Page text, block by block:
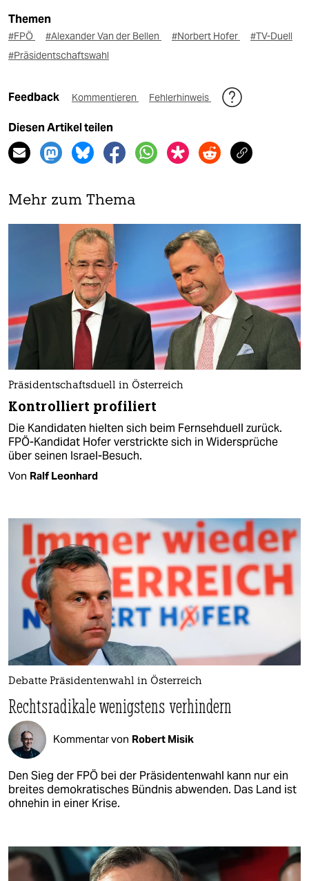
Themen
#FPÖ #Alexander Van der Bellen #Norbert Hofer
#TV-Duell
#Präsidentschaftswahl
Feedback Kommentieren Fehlerhinweis
Diesen Artikel teilen
Mehr zum Thema
Präsidentschaftsduell in Österreich
Kontrolliert profiliert
Die Kandidaten hielten sich beim Fernsehduell zurück.
FPÖ-Kandidat Hofer verstrickte sich in Widersprüche
über seinen Israel-Besuch.
Von Ralf Leonhard
Debatte Präsidentenwahl in Österreich
Rechtsradikale wenigstens verhindern
Kommentar von Robert Misik
Den Sieg der FPÖ bei der Präsidentenwahl kann nur ein
breites demokratisches Bündnis abwenden. Das Land ist
ohnehin in einer Krise.